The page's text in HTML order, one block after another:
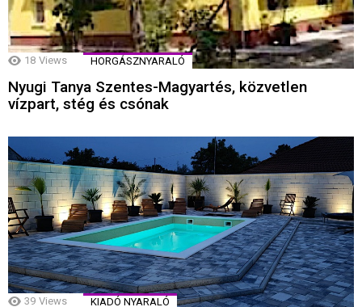
18 Views HORGÁSZNYARALÓ
Nyugi Tanya Szentes-Magyartés, közvetlen
vízpart, stég és csónak
39 Views KIADÓ NYARALÓ